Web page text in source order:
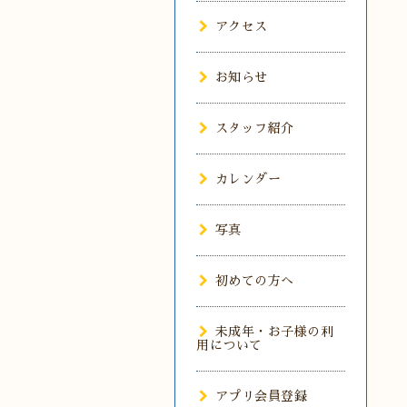
アクセス
お知らせ
スタッフ紹介
カレンダー
写真
初めての方へ
未成年・お子様の利
用について
アプリ会員登録